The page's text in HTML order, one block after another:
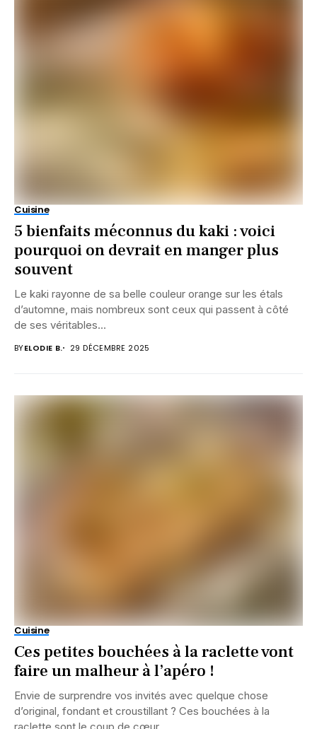
Cuisine
5 bienfaits méconnus du kaki : voici
pourquoi on devrait en manger plus
souvent
Le kaki rayonne de sa belle couleur orange sur les étals
d’automne, mais nombreux sont ceux qui passent à côté
de ses véritables...
BYELODIE B. 29 DÉCEMBRE 2025
Cuisine
Ces petites bouchées à la raclette vont
faire un malheur à l’apéro !
Envie de surprendre vos invités avec quelque chose
d’original, fondant et croustillant ? Ces bouchées à la